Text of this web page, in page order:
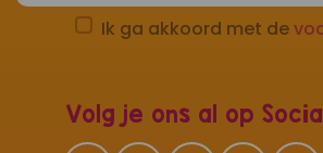
Ik ga akkoord met de
Volg je ons al op